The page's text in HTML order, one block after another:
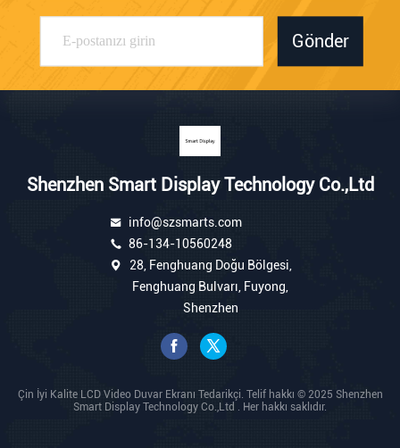
Gönder
Shenzhen Smart Display Technology Co.,Ltd
info@szsmarts.com
86-134-10560248
28, Fenghuang Doğu Bölgesi,
Fenghuang Bulvarı, Fuyong,
Shenzhen
Çin İyi Kalite LCD Video Duvar Ekranı Tedarikçi. Telif hakkı © 2025 Shenzhen
Smart Display Technology Co.,Ltd . Her hakkı saklıdır.